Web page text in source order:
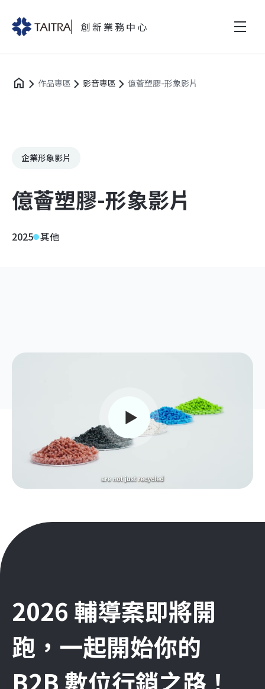
創新業務中心
作品專區 影音專區 億薈塑膠-形象影片
企業形象影片
億薈塑膠-形象影片
2025 其他
2026 輔導案即將開
跑，一起開始你的
B2B 數位行銷之路！